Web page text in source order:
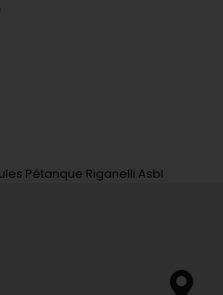
Pétanque Riganelli Asbl